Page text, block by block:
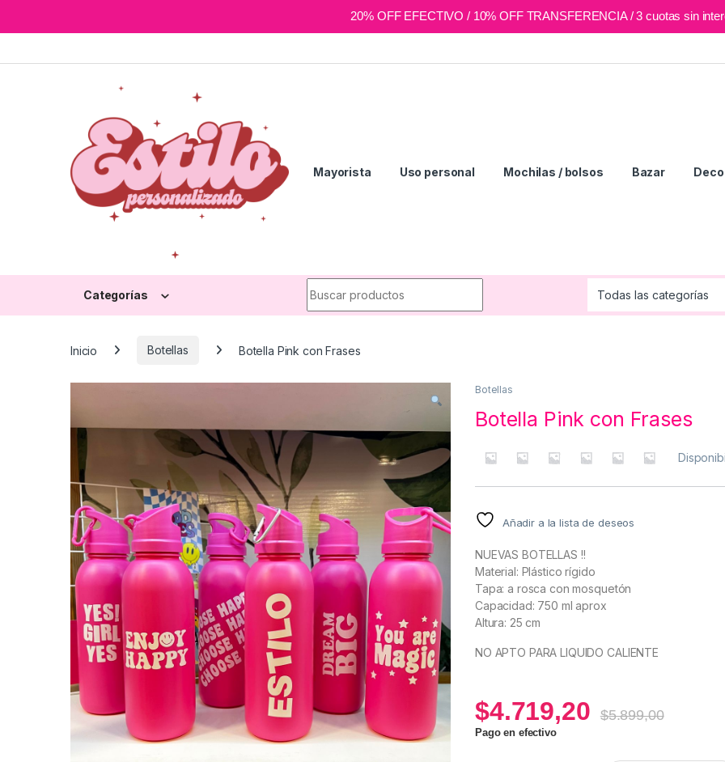
20% OFF EFECTIVO / 10% OFF TRANSFERENCIA / 3 cuotas sin
Mayorista Uso personal Mochilas / bolsos Bazar
Categorías
Inicio Botellas Botella Pink con Frases
Botellas
Botella Pink con Frases
Añadir a la lista de deseos
NUEVAS BOTELLAS !!
Material: Plástico rígido
Tapa: a rosca con mosquetón
Capacidad: 750 ml aprox
Altura: 25 cm
NO APTO PARA LIQUIDO CALIENTE
$4.719,20 $5.899,00
Pago en efectivo